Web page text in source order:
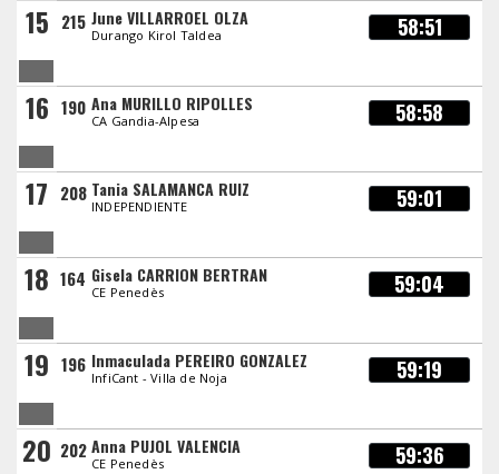
15 215 June VILLARROEL OLZA
Durango Kirol Taldea 58:51
16 190 Ana MURILLO RIPOLLES
CA Gandia-Alpesa 58:58
17 208 Tania SALAMANCA RUIZ
INDEPENDIENTE 59:01
18 164 Gisela CARRION BERTRAN
CE Penedès 59:04
19 196 Inmaculada PEREIRO GONZALEZ
InfiCant - Villa de Noja 59:19
20 202 Anna PUJOL VALENCIA
CE Penedès 59:36